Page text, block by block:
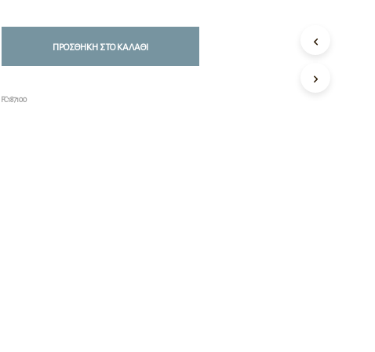
ΠΡΟΣΘΉΚΗ ΣΤΟ ΚΑΛΆΘΙ
FC187100